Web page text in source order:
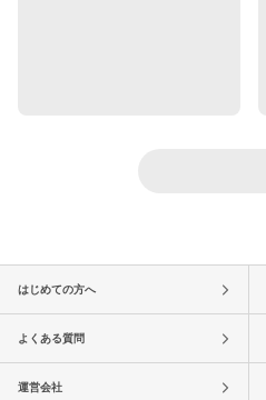
はじめての方へ
よくある質問
運営会社